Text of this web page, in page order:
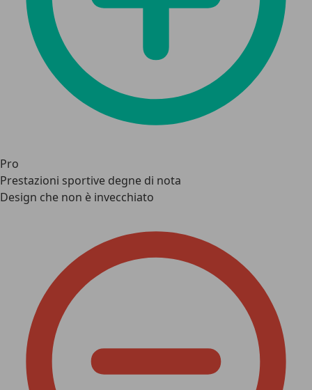
Pro
Prestazioni sportive degne di nota
Design che non è invecchiato